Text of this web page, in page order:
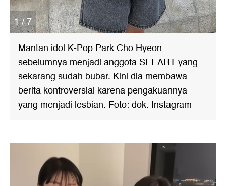
1 / 7
Mantan idol K-Pop Park Cho Hyeon
sebelumnya menjadi anggota SEEART yang
sekarang sudah bubar. Kini dia membawa
berita kontroversial karena pengakuannya
yang menjadi lesbian. Foto: dok. Instagram